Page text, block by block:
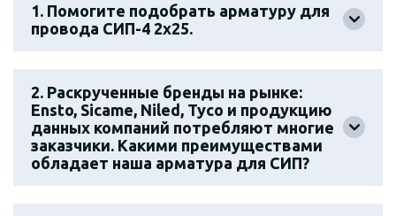
1. Помогите подобрать арматуру для
провода СИП-4 2х25.
2. Раскрученные бренды на рынке:
Ensto, Sicame, Niled, Tyco и продукцию
данных компаний потребляют многие
заказчики. Какими преимуществами
обладает наша арматура для СИП?